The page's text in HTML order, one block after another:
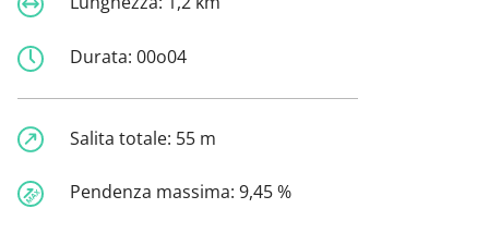
Durata: 00o04
Salita totale: 55 m
Pendenza massima: 9,45 %